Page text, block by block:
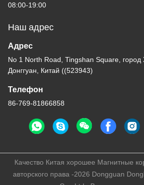
08:00-19:00
Наш адрес
Адрес
No 1 North Road, Tingshan Square, город
Донггуан, Китай ((523943)
Телефон
86-769-81866858
Качество Китая хорошее Магнитные
авторского права -2026 Dongguan